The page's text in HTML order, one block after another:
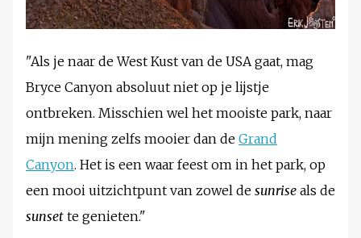
"Als je naar de West Kust van de USA gaat, mag
Bryce Canyon absoluut niet op je lijstje
ontbreken. Misschien wel het mooiste park, naar
mijn mening zelfs mooier dan de Grand
Canyon. Het is een waar feest om in het park, op
een mooi uitzichtpunt van zowel de sunrise als de
sunset te genieten."